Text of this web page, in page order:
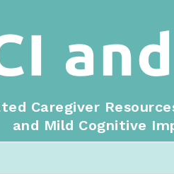
Caregiver
and Mild Cognitive